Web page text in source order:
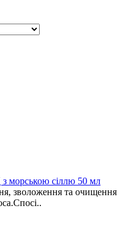
сіллю 50 мл
зволоження та очищення